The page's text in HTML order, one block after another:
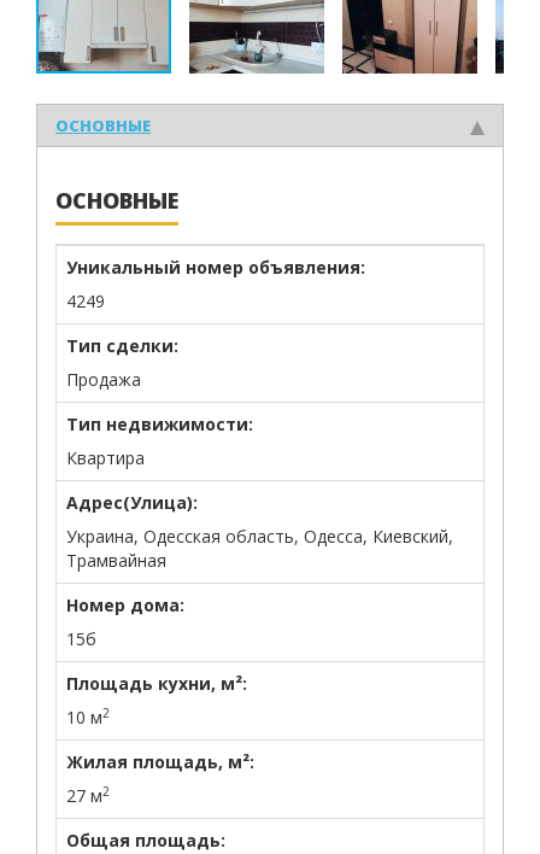
ОСНОВНЫЕ
ОСНОВНЫЕ
Уникальный номер объявления:
4249
Тип сделки:
Продажа
Тип недвижимости:
Квартира
Адрес(Улица):
Украина, Одесская область, Одесса, Киевский,
Трамвайная
Номер дома:
15б
Площадь кухни, м²:
10 м2
Жилая площадь, м²:
27 м2
Общая площадь: